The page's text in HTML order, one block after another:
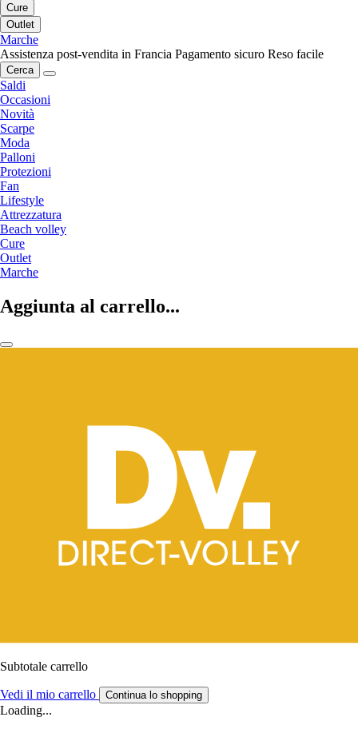
Cure
Outlet
Marche
Assistenza post-vendita in Francia Pagamento sicuro Reso facile
Cerca
Saldi
Occasioni
Novità
Scarpe
Moda
Palloni
Protezioni
Fan
Lifestyle
Attrezzatura
Beach volley
Cure
Outlet
Marche
Aggiunta al carrello...
Subtotale carrello
Vedi il mio carrello Continua lo shopping
Loading...